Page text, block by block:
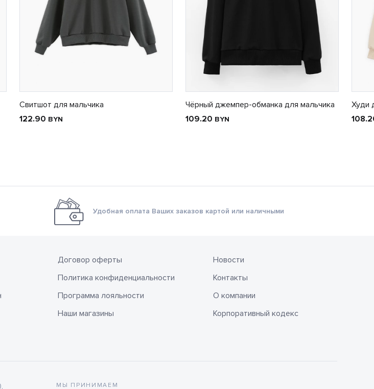
Свитшот для мальчика
122.90 BYN
Чёрный джемпер-обманка для мальчика
109.20 BYN
Худи
Удобная оплата Ваших заказов картой или наличными
Договор оферты
Политика конфиденциальности
Программа лояльности
Наши магазины
Новости
Контакты
О компании
Корпоративный кодекс
МЫ ПРИНИМАЕМ